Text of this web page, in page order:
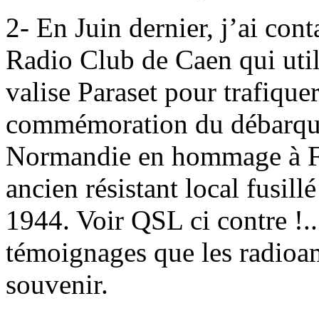
2- En Juin dernier, j’ai
Radio Club de Caen qui
valise Paraset pour
commémoration du
Normandie en hommage à
ancien résistant local
1944. Voir QSL ci contre
témoignages que les
souvenir.